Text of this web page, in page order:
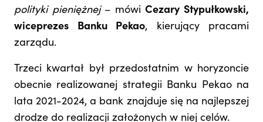
polityki pieniężnej – mówiCezary Stypułkowski,
wiceprezes Banku Pekao, kierujący pracami
zarządu.
Trzeci kwartał był przedostatnim w horyzoncie
obecnie realizowanej strategii Banku Pekao na
lata 2021-2024, a bank znajduje się na najlepszej
drodze do realizacji założonych w niej celów.